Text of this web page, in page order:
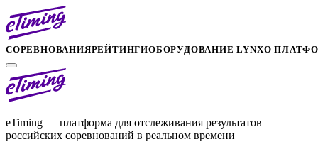
СОРЕВНОВАНИЯРЕЙТИНГИОБОРУДОВАНИЕ LYNXО
eTiming — платформа для отслеживания результатов
российских соревнований в реальном времени